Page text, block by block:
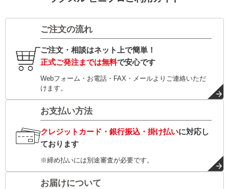
ご注文の流れ
ご注文・相談はネット上で簡単！
正式ご発注までは無料で安心です
Webフォーム・お電話・FAX・メールよりご連絡いただ
けます。
お支払い方法
クレジットカード・銀行振込・掛け払いに対応し
ております
※締め払いには別途審査が必要です。
お届けについて